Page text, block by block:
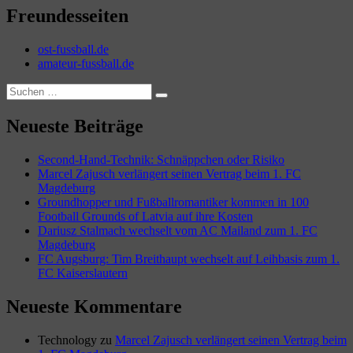
Freundesseiten
ost-fussball.de
amateur-fussball.de
Suchen
nach:
Suchen
Neueste Beiträge
Second-Hand-Technik: Schnäppchen oder Risiko
Marcel Zajusch verlängert seinen Vertrag beim 1. FC
Magdeburg
Groundhopper und Fußballromantiker kommen in 100
Football Grounds of Latvia auf ihre Kosten
Dariusz Stalmach wechselt vom AC Mailand zum 1. FC
Magdeburg
FC Augsburg: Tim Breithaupt wechselt auf Leihbasis zum 1.
FC Kaiserslautern
Neueste Kommentare
Technology zu Marcel Zajusch verlängert seinen Vertrag beim